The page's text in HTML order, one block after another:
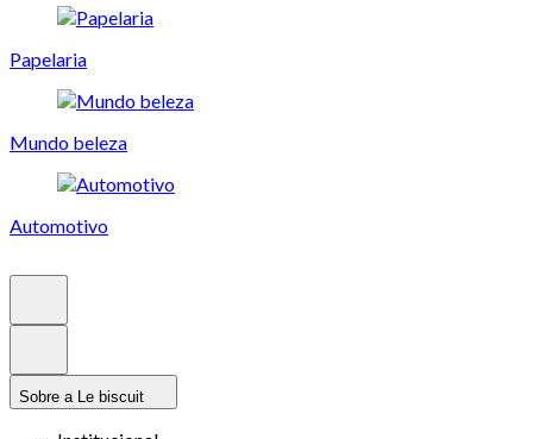
Papelaria
Mundo beleza
Automotivo
Sobre a Le biscuit